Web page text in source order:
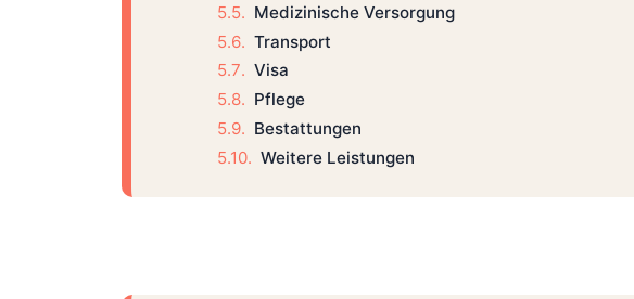
Medizinische Versorgung
Transport
Visa
Pflege
Bestattungen
Weitere Leistungen